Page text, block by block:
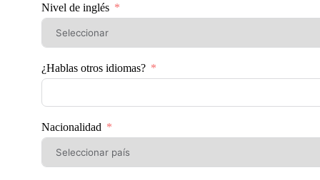
Nivel de inglés
¿Hablas otros idiomas?
Nacionalidad